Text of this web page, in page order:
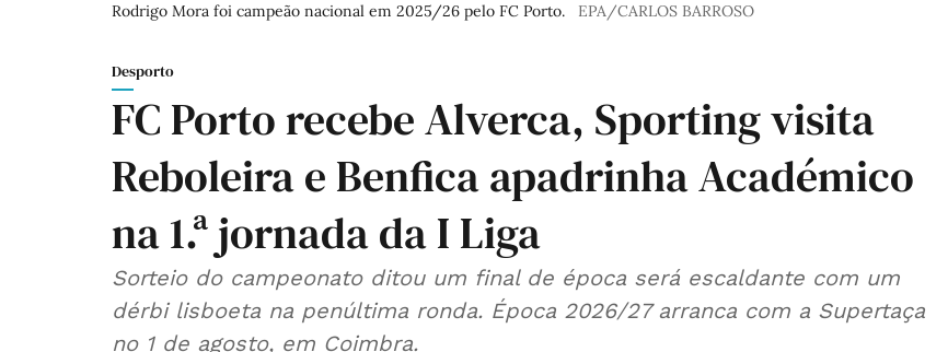
Rodrigo Mora foi campeão nacional em 2025/26 pelo FC Porto. EPA/CARLOS BARROSO
Desporto
FC Porto recebe Alverca, Sporting visita
Reboleira e Benfica apadrinha Académico
na 1.ª jornada da I Liga
Sorteio do campeonato ditou um final de época será escaldante com um
dérbi lisboeta na penúltima ronda. Época 2026/27 arranca com a Supertaça
no 1 de agosto, em Coimbra.